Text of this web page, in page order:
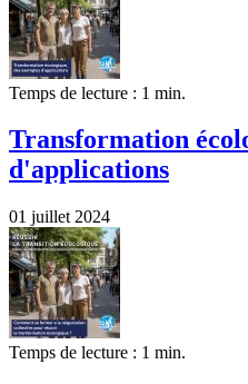
Temps de lecture : 1 min.
Transformation
d'applications
01 juillet 2024
Temps de lecture : 1 min.